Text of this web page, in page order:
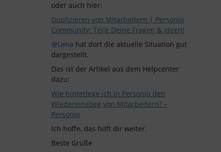
oder auch hier:
Duplizieren von Mitarbeitern | Personio
Community: Teile Deine Fragen & Ideen!
@Lena hat dort die aktuelle Situation gut
dargestellt.
Das ist der Artikel aus dem Helpcenter
dazu:
Wie hinterlege ich in Personio den
Wiedereinstieg von Mitarbeitern? –
Personio
Ich hoffe, das hilft dir weiter.
Beste Grüße